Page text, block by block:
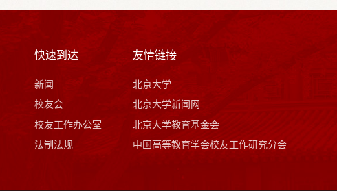
快速到达
新闻
校友会
校友工作办公室
法制法规
友情链接
北京大学
北京大学新闻网
北京大学教育基金会
中国高等教育学会校友工作研究分会